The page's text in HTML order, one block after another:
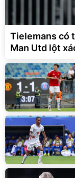
Tielemans có
Man Utd lột